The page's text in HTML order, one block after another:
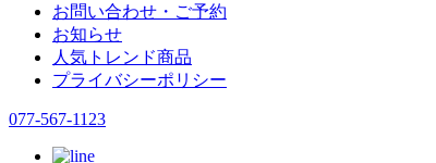
お問い合わせ・ご予約
お知らせ
人気トレンド商品
プライバシーポリシー
077-567-1123